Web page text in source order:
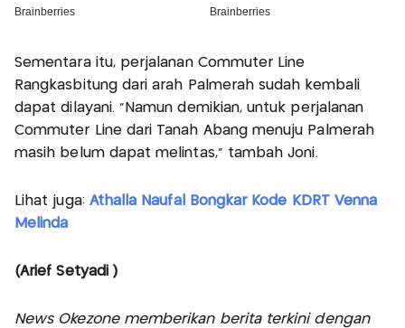
Sementara itu, perjalanan Commuter Line
Rangkasbitung dari arah Palmerah sudah kembali
dapat dilayani. “Namun demikian, untuk perjalanan
Commuter Line dari Tanah Abang menuju Palmerah
masih belum dapat melintas,” tambah Joni.
Lihat juga: Athalla Naufal Bongkar Kode KDRT Venna
Melinda
(Arief Setyadi )
News Okezone memberikan berita terkini dengan